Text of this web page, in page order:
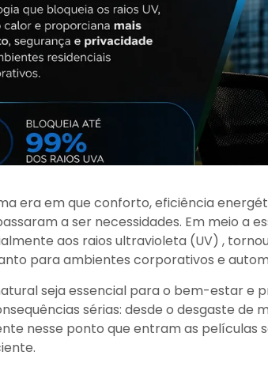
era em que conforto, eficiência
a ser necessidades. Em meio a
aos raios ultravioleta (UV) ,
para ambientes corporativos e
seja essencial para o bem-estar e
sérias: desde o desgaste de
nesse ponto que entram as películas